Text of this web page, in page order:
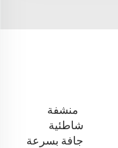
منشفة
شاطئية
جافة بسرعة